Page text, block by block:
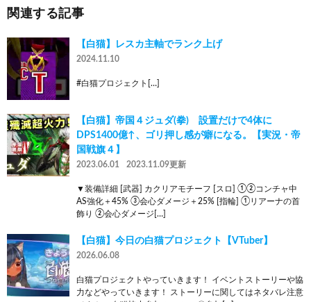
関連する記事
【白猫】レスカ主軸でランク上げ
2024.11.10
#白猫プロジェクト[…]
【白猫】帝国４ジュダ(拳) 設置だけで4体に
DPS1400億↑、ゴリ押し感が癖になる。【実況・帝
国戦旗４】
2023.06.01 2023.11.09更新
▼装備詳細 [武器] カクリアモチーフ [スロ] ①②コンチャ中
AS強化＋45% ③会心ダメージ＋25% [指輪] ①リアーナの首
飾り ②会心ダメージ[…]
【白猫】今日の白猫プロジェクト【VTuber】
2026.06.08
白猫プロジェクトやっていきます！ イベントストーリーや協
力などやっていきます！ ストーリーに関してはネタバレ注意